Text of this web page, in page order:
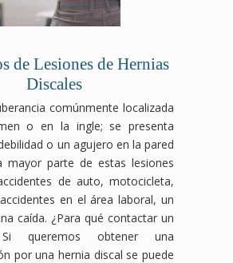
de Lesiones de Hernias
Discales
comúnmente localizada
o en la ingle; se presenta
o un agujero en la pared
mayor parte de estas lesiones
de auto, motocicleta,
en el área laboral, un
caída. ¿Para qué contactar un
Si queremos obtener una
por una hernia discal se puede